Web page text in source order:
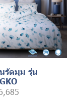
รัดมุม รุ่น